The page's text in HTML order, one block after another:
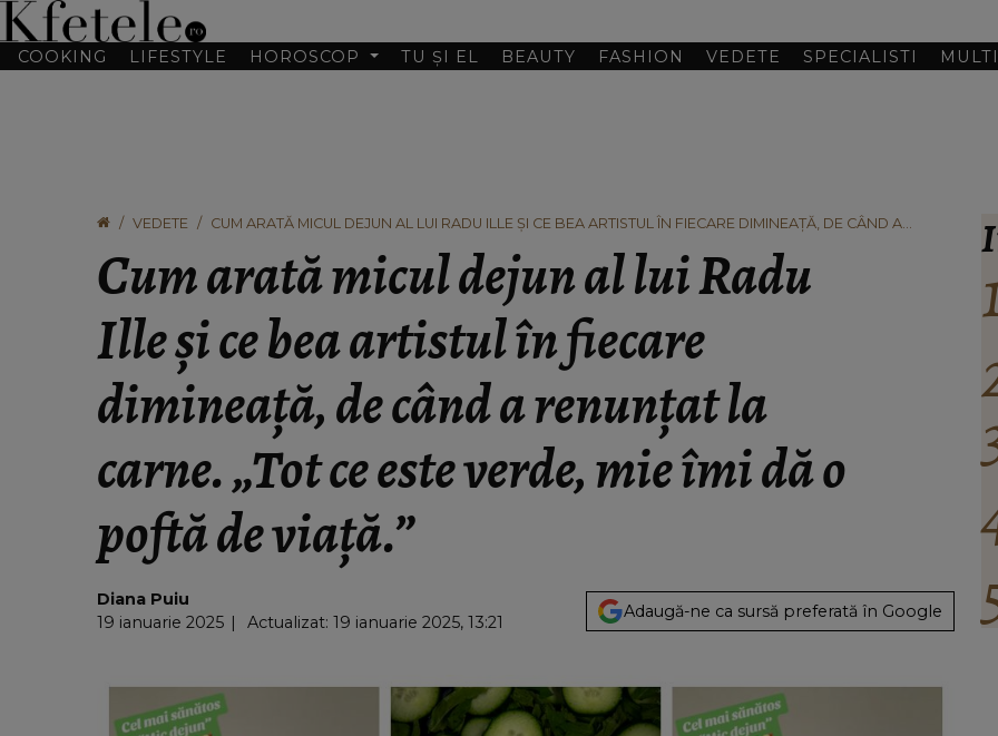
COOKING LIFESTYLE HOROSCOP TU ȘI EL BEAUTY FASHION VEDETE SPECIALISTI
VEDETE
CUM ARATĂ MICUL DEJUN AL LUI RADU ILLE ȘI CE BEA ARTISTUL ÎN FIECARE DIMINEAȚĂ, DE CÂND A
Cum arată micul dejun al lui Radu
Ille și ce bea artistul în fiecare
dimineață, de când a renunțat la
carne. „Tot ce este verde, mie îmi dă o
poftă de viață.”
Diana Puiu
19 ianuarie 2025
Actualizat: 19 ianuarie 2025, 13:21
Adaugă-ne ca sursă preferată în Google